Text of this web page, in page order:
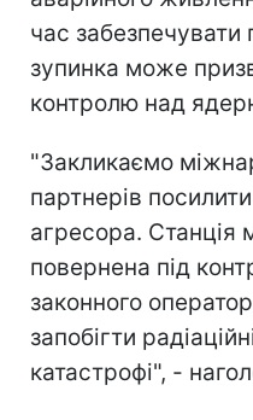
час забезпечувати
зупинка може
контролю над
"Закликаємо
партнерів
агресора. Станція
повернена під
законного
запобігти
катастрофі", -